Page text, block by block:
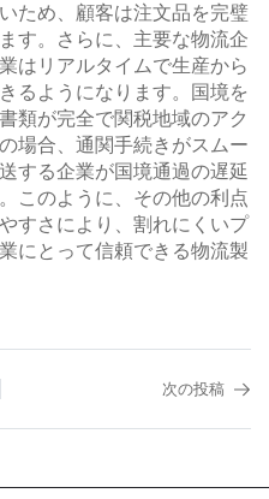
ため、顧客は注文品を完璧
す。さらに、主要な物流企
はリアルタイムで生産から
るようになります。国境を
類が完全で関税地域のアク
場合、通関手続きがスムー
する企業が国境通過の遅延
このように、その他の利点
すさにより、割れにくいプ
にとって信頼できる物流製
次の投稿